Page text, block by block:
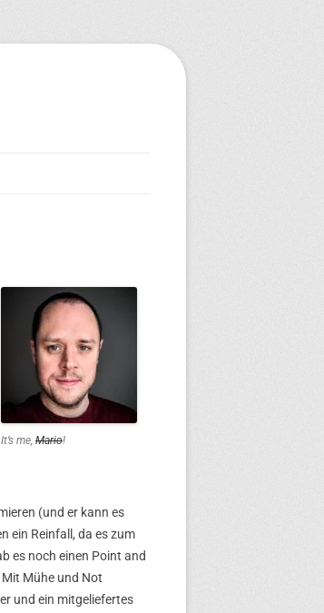
It’s me, Mario!
(und er kann es
ein Reinfall, da es zum
es noch einen Point and
Mühe und Not
und ein mitgeliefertes